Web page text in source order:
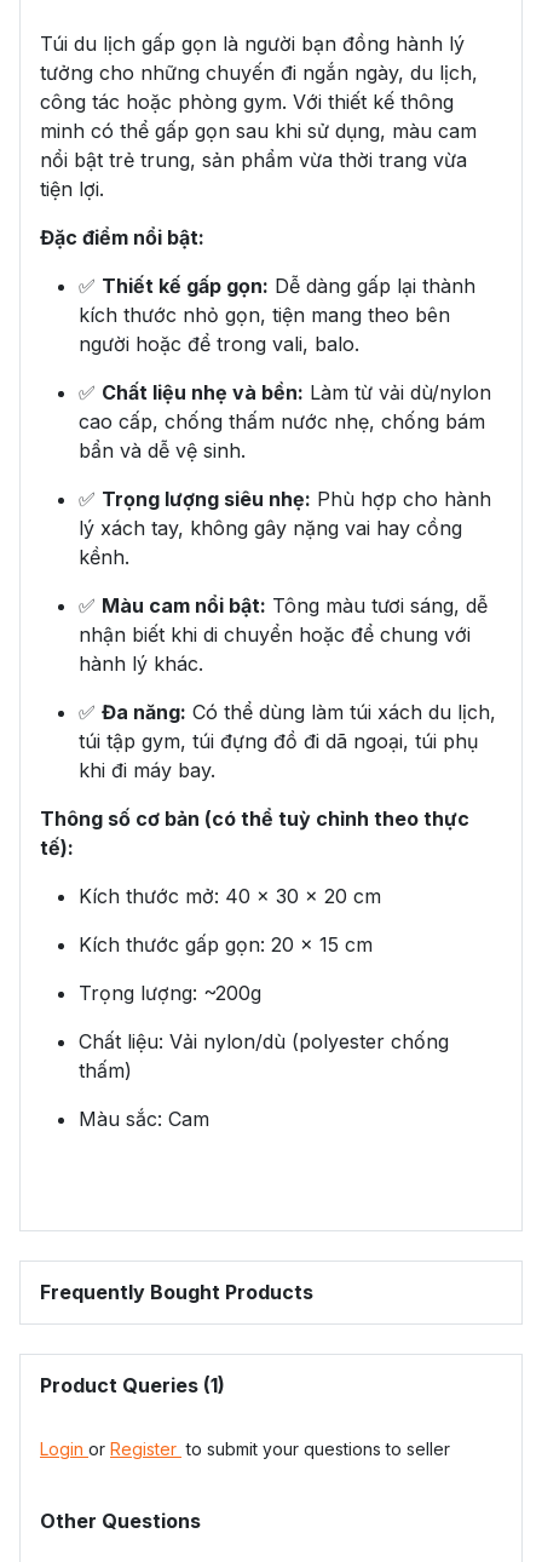
Túi du lịch gấp gọn là người bạn đồng hành lý
tưởng cho những chuyến đi ngắn ngày, du lịch,
công tác hoặc phòng gym. Với thiết kế thông
minh có thể gấp gọn sau khi sử dụng, màu cam
nổi bật trẻ trung, sản phẩm vừa thời trang vừa
tiện lợi.
Đặc điểm nổi bật:
✅ Thiết kế gấp gọn: Dễ dàng gấp lại thành
kích thước nhỏ gọn, tiện mang theo bên
người hoặc để trong vali, balo.
✅ Chất liệu nhẹ và bền: Làm từ vải dù/nylon
cao cấp, chống thấm nước nhẹ, chống bám
bẩn và dễ vệ sinh.
✅ Trọng lượng siêu nhẹ: Phù hợp cho hành
lý xách tay, không gây nặng vai hay cồng
kềnh.
✅ Màu cam nổi bật: Tông màu tươi sáng, dễ
nhận biết khi di chuyển hoặc để chung với
hành lý khác.
✅ Đa năng: Có thể dùng làm túi xách du lịch,
túi tập gym, túi đựng đồ đi dã ngoại, túi phụ
khi đi máy bay.
Thông số cơ bản (có thể tuỳ chỉnh theo thực
tế):
Kích thước mở: 40 x 30 x 20 cm
Kích thước gấp gọn: 20 x 15 cm
Trọng lượng: ~200g
Chất liệu: Vải nylon/dù (polyester chống
thấm)
Màu sắc: Cam
Frequently Bought Products
Product Queries (1)
Login or Register to submit your questions to seller
Other Questions